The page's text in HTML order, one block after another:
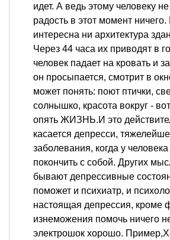
идет. А ведь этому человеку
радость в этот момент
интересна ни архитектура
Через 44 часа их приводят в
человек падает на кровать и
он просыпается, смотрит в
может понять: поют птички,
солнышко, красота вокруг -
опять ЖИЗНЬ.И это
касается депресси,
заболевания, когда у
покончить с собой. Других
бывают депрессивные
поможет и психиатр, и
настоящая депрессия, кроме
изнеможения помочь ничего
электрошок хорошо.